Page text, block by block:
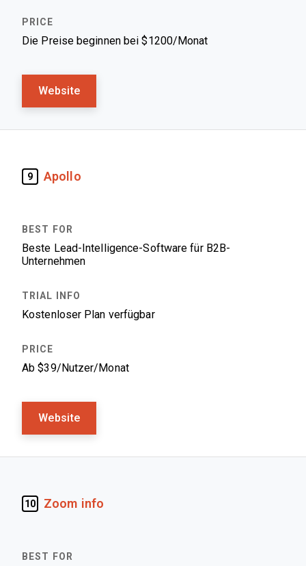
Die Preise beginnen bei $1200/Monat
Website
9 Apollo
Beste Lead-Intelligence-Software für B2B-
Unternehmen
Kostenloser Plan verfügbar
Ab $39/Nutzer/Monat
Website
10 Zoom info